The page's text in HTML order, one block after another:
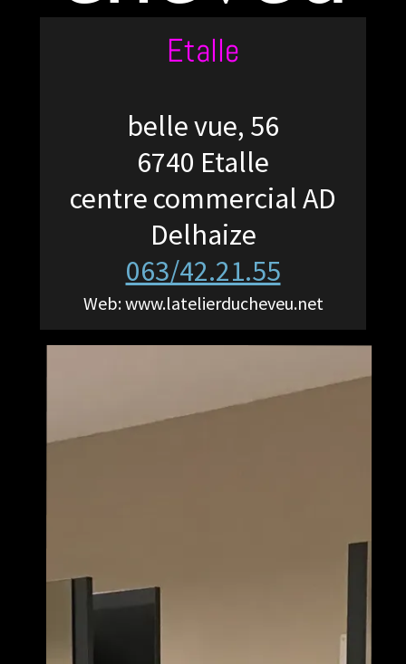
Etalle
belle vue, 56
6740 Etalle
centre commercial AD
Delhaize
063/42.21.55
Web:www.latelierducheveu.net